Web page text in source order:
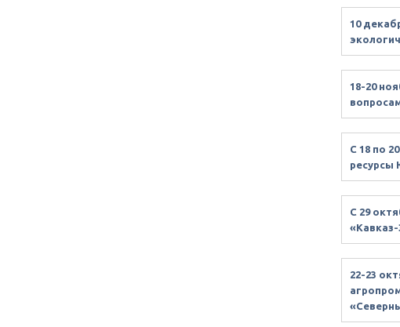
10
18-20
С 18 по
ресурсы
С 29
22-23